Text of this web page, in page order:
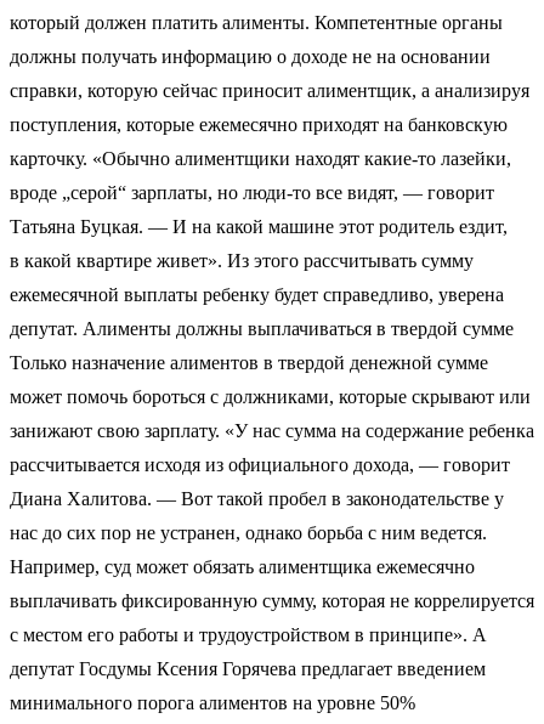
который должен платить алименты. Компетентные органы
должны получать информацию о доходе не на основании
справки, которую сейчас приносит алиментщик, а анализируя
поступления, которые ежемесячно приходят на банковскую
карточку. «Обычно алиментщики находят какие-то лазейки,
вроде „серой“ зарплаты, но люди-то все видят, — говорит
Татьяна Буцкая. — И на какой машине этот родитель ездит,
в какой квартире живет». Из этого рассчитывать сумму
ежемесячной выплаты ребенку будет справедливо, уверена
депутат. Алименты должны выплачиваться в твердой сумме
Только назначение алиментов в твердой денежной сумме
может помочь бороться с должниками, которые скрывают или
занижают свою зарплату. «У нас сумма на содержание ребенка
рассчитывается исходя из официального дохода, — говорит
Диана Халитова. — Вот такой пробел в законодательстве у
нас до сих пор не устранен, однако борьба с ним ведется.
Например, суд может обязать алиментщика ежемесячно
выплачивать фиксированную сумму, которая не коррелируется
с местом его работы и трудоустройством в принципе». А
депутат Госдумы Ксения Горячева предлагает введением
минимального порога алиментов на уровне 50%